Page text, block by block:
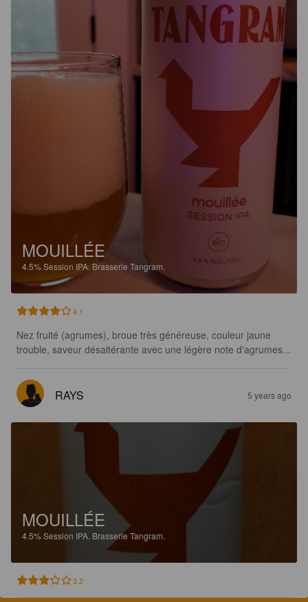
MOUILLÉE
4.5%Session IPA. Brasserie Tangram.
4.1
Nez fruité (agrumes), broue très généreuse, couleur jaune
trouble, saveur désaltérante avec une légère note d'agrumes...
RAYS 5 years ago
MOUILLÉE
4.5%Session IPA. Brasserie Tangram.
3.2